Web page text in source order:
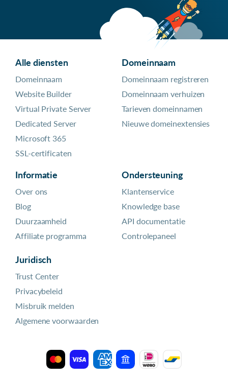
Alle diensten
Domeinnaam
Website Builder
Virtual Private Server
Dedicated Server
Microsoft 365
SSL-certificaten
Domeinnaam
Domeinnaam registreren
Domeinnaam verhuizen
Tarieven domeinnamen
Nieuwe domeinextensies
Informatie
Over ons
Blog
Duurzaamheid
Affiliate programma
Juridisch
Trust Center
Privacybeleid
Misbruik melden
Algemene voorwaarden
Ondersteuning
Klantenservice
Knowledge base
API documentatie
Controlepaneel